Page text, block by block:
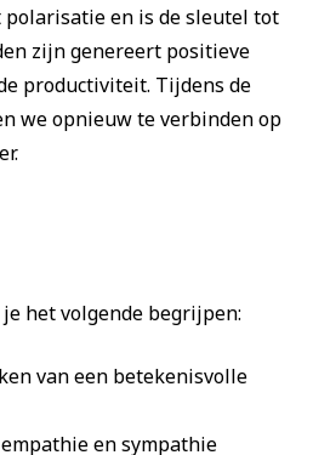
en is de sleutel tot
zijn genereert positieve
productiviteit. Tijdens de
we opnieuw te verbinden op
het volgende begrijpen:
van een betekenisvolle
en sympathie